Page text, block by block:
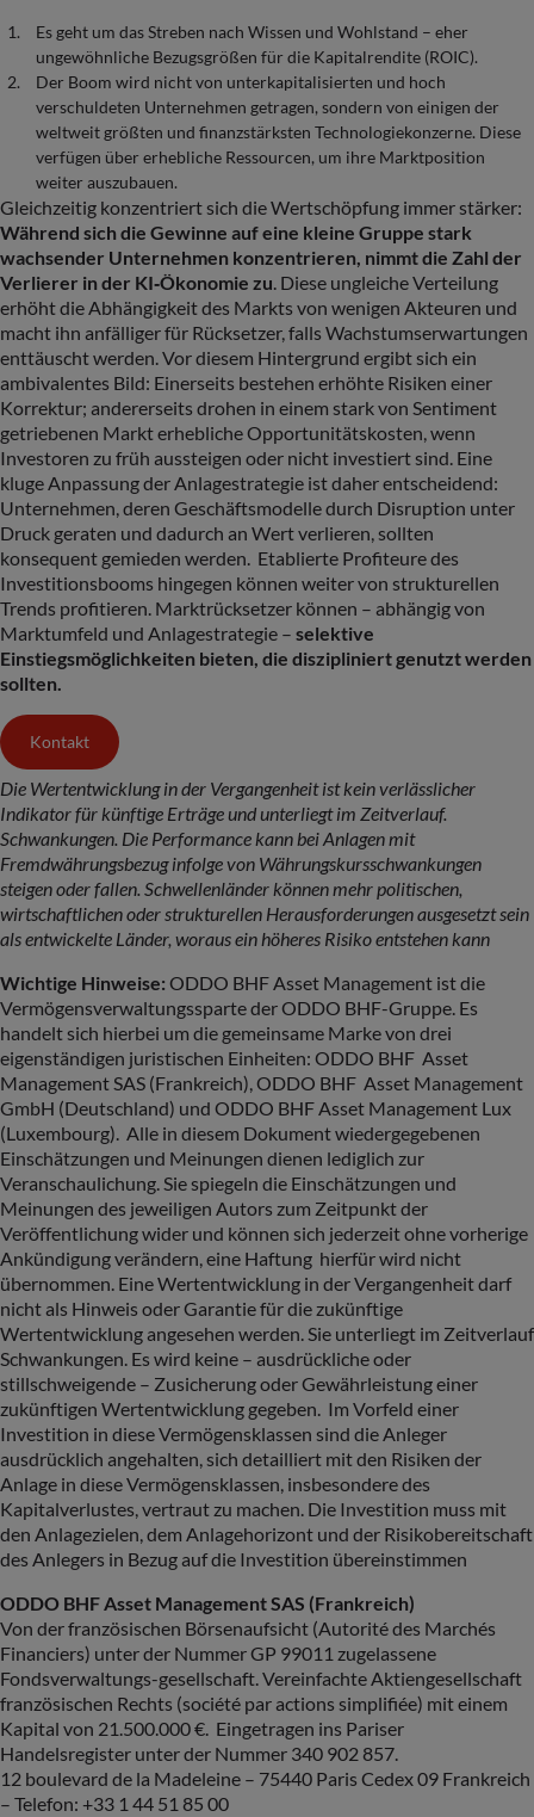
Es geht um das Streben nach Wissen und Wohlstand – eher
ungewöhnliche Bezugsgrößen für die Kapitalrendite (ROIC).
Der Boom wird nicht von unterkapitalisierten und hoch
verschuldeten Unternehmen getragen, sondern von einigen der
weltweit größten und finanzstärksten Technologiekonzerne. Diese
verfügen über erhebliche Ressourcen, um ihre Marktposition
weiter auszubauen.
Gleichzeitig konzentriert sich die Wertschöpfung immer stärker:
Während sich die Gewinne auf eine kleine Gruppe stark
wachsender Unternehmen konzentrieren, nimmt die Zahl der
Verlierer in der KI‑Ökonomie zu. Diese ungleiche Verteilung
erhöht die Abhängigkeit des Markts von wenigen Akteuren und
macht ihn anfälliger für Rücksetzer, falls Wachstumserwartungen
enttäuscht werden. Vor diesem Hintergrund ergibt sich ein
ambivalentes Bild: Einerseits bestehen erhöhte Risiken einer
Korrektur; andererseits drohen in einem stark von Sentiment
getriebenen Markt erhebliche Opportunitätskosten, wenn
Investoren zu früh aussteigen oder nicht investiert sind. Eine
kluge Anpassung der Anlagestrategie ist daher entscheidend:
Unternehmen, deren Geschäftsmodelle durch Disruption unter
Druck geraten und dadurch an Wert verlieren, sollten
konsequent gemieden werden. Etablierte Profiteure des
Investitionsbooms hingegen können weiter von strukturellen
Trends profitieren. Marktrücksetzer können – abhängig von
Marktumfeld und Anlagestrategie – selektive
Einstiegsmöglichkeiten bieten, die diszipliniert genutzt werden
sollten.
Kontakt
Die Wertentwicklung in der Vergangenheit ist kein verlässlicher
Indikator für künftige Erträge und unterliegt im Zeitverlauf.
Schwankungen. Die Performance kann bei Anlagen mit
Fremdwährungsbezug infolge von Währungskursschwankungen
steigen oder fallen. Schwellenländer können mehr politischen,
wirtschaftlichen oder strukturellen Herausforderungen ausgesetzt sein
als entwickelte Länder, woraus ein höheres Risiko entstehen kann
Wichtige Hinweise: ODDO BHF Asset Management ist die
Vermögensverwaltungssparte der ODDO BHF-Gruppe. Es
handelt sich hierbei um die gemeinsame Marke von drei
eigenständigen juristischen Einheiten: ODDO BHF Asset
Management SAS (Frankreich), ODDO BHF Asset Management
GmbH (Deutschland) und ODDO BHF Asset Management Lux
(Luxembourg). Alle in diesem Dokument wiedergegebenen
Einschätzungen und Meinungen dienen lediglich zur
Veranschaulichung. Sie spiegeln die Einschätzungen und
Meinungen des jeweiligen Autors zum Zeitpunkt der
Veröffentlichung wider und können sich jederzeit ohne vorherige
Ankündigung verändern, eine Haftung hierfür wird nicht
übernommen. Eine Wertentwicklung in der Vergangenheit darf
nicht als Hinweis oder Garantie für die zukünftige
Wertentwicklung angesehen werden. Sie unterliegt im Zeitverlauf
Schwankungen. Es wird keine – ausdrückliche oder
stillschweigende – Zusicherung oder Gewährleistung einer
zukünftigen Wertentwicklung gegeben. Im Vorfeld einer
Investition in diese Vermögensklassen sind die Anleger
ausdrücklich angehalten, sich detailliert mit den Risiken der
Anlage in diese Vermögensklassen, insbesondere des
Kapitalverlustes, vertraut zu machen. Die Investition muss mit
den Anlagezielen, dem Anlagehorizont und der Risikobereitschaft
des Anlegers in Bezug auf die Investition übereinstimmen
ODDO BHF Asset Management SAS (Frankreich)
Von der französischen Börsenaufsicht (Autorité des Marchés
Financiers) unter der Nummer GP 99011 zugelassene
Fondsverwaltungs-gesellschaft. Vereinfachte Aktiengesellschaft
französischen Rechts (société par actions simplifiée) mit einem
Kapital von 21.500.000 €. Eingetragen ins Pariser
Handelsregister unter der Nummer 340 902 857.
12 boulevard de la Madeleine – 75440 Paris Cedex 09 Frankreich
– Telefon: +33 1 44 51 85 00